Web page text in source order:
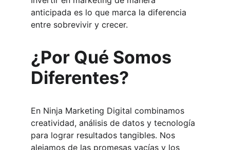
anticipada es lo que marca la diferencia
entre sobrevivir y crecer.
¿Por Qué Somos
Diferentes?
En Ninja Marketing Digital combinamos
creatividad, análisis de datos y tecnología
para lograr resultados tangibles. Nos
alejamos de las promesas vacías y los